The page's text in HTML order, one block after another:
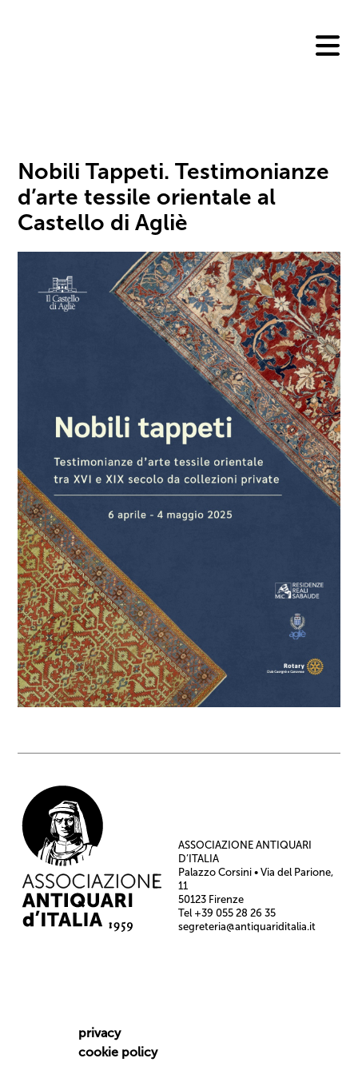
Nobili Tappeti. Testimonianze
d’arte tessile orientale al
Castello di Agliè
ASSOCIAZIONE ANTIQUARI
D’ITALIA
Palazzo Corsini • Via del Parione,
11
50123 Firenze
Tel +39 055 28 26 35
segreteria@antiquariditalia.it
privacy
cookie policy